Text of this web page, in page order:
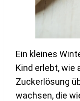
Ein kleines
Kind erlebt, wie
Zuckerlösung
wachsen, die